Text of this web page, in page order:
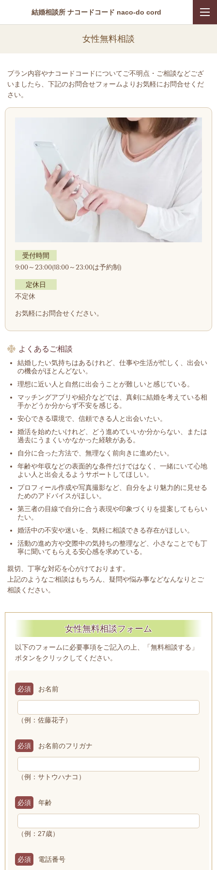
結婚相談所 ナコードコード naco-do cord
女性無料相談
プラン内容やナコードコードについてご不明点・ご相談などござ
いましたら、下記のお問合せフォームよりお気軽にお問合せくだ
さい。
受付時間
9:00～23:00(18:00～23:00は予約制)
定休日
不定休
お気軽にお問合せください。
よくあるご相談
結婚したい気持ちはあるけれど、仕事や生活が忙しく、出会い
の機会がほとんどない。
理想に近い人と自然に出会うことが難しいと感じている。
マッチングアプリや紹介などでは、真剣に結婚を考えている相
手かどうか分からず不安を感じる。
安心できる環境で、信頼できる人と出会いたい。
婚活を始めたいけれど、どう進めていいか分からない、または
過去にうまくいかなかった経験がある。
自分に合った方法で、無理なく前向きに進めたい。
年齢や年収などの表面的な条件だけではなく、一緒にいて心地
よい人と出会えるようサポートしてほしい。
プロフィール作成や写真撮影など、自分をより魅力的に見せる
ためのアドバイスがほしい。
第三者の目線で自分に合う表現や印象づくりを提案してもらい
たい。
婚活中の不安や迷いを、気軽に相談できる存在がほしい。
活動の進め方や交際中の気持ちの整理など、小さなことでも丁
寧に聞いてもらえる安心感を求めている。
親切、丁寧な対応を心がけております。
上記のようなご相談はもちろん、疑問や悩み事などなんなりとご
相談ください。
女性無料相談フォーム
以下のフォームに必要事項をご記入の上、「無料相談する」
ボタンをクリックしてください。
お名前
必須
（例：佐藤花子）
お名前のフリガナ
必須
（例：サトウハナコ）
年齢
必須
（例：27歳）
電話番号
必須